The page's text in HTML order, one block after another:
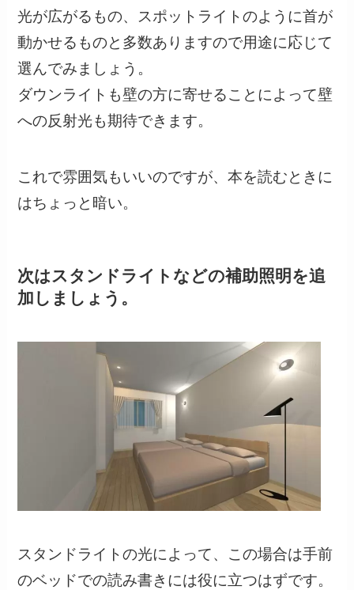
光が広がるもの、スポットライトのように首が
動かせるものと多数ありますので用途に応じて
選んでみましょう。
ダウンライトも壁の方に寄せることによって壁
への反射光も期待できます。
これで雰囲気もいいのですが、本を読むときに
はちょっと暗い。
次はスタンドライトなどの補助照明を追
加しましょう。
スタンドライトの光によって、この場合は手前
のベッドでの読み書きには役に立つはずです。